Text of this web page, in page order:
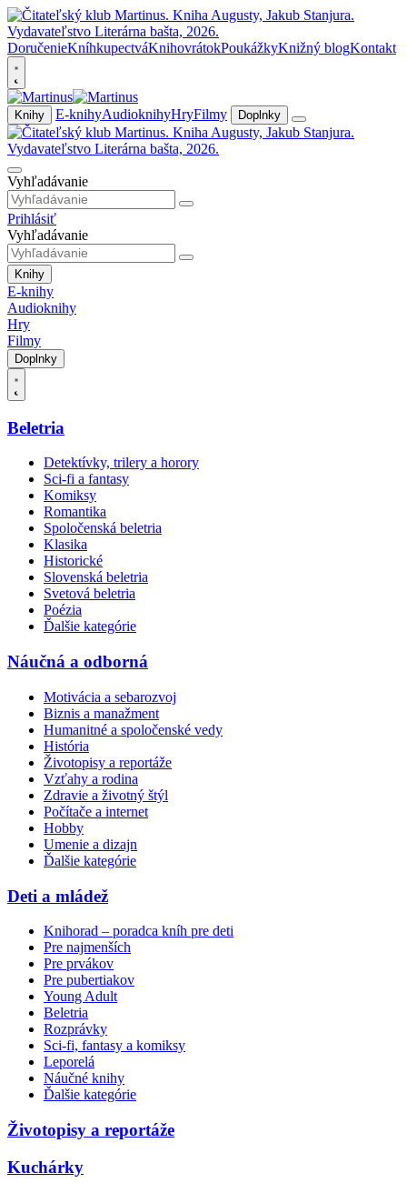
DoručenieKníhkupectváKnihovrátokPoukážkyKnižný blogKontakt
Knihy E-knihyAudioknihyHryFilmy Doplnky
Vyhľadávanie
Prihlásiť
Vyhľadávanie
Knihy
E-knihy
Audioknihy
Hry
Filmy
Doplnky
Beletria
Detektívky, trilery a horory
Sci-fi a fantasy
Komiksy
Romantika
Spoločenská beletria
Klasika
Historické
Slovenská beletria
Svetová beletria
Poézia
Ďalšie kategórie
Náučná a odborná
Motivácia a sebarozvoj
Biznis a manažment
Humanitné a spoločenské vedy
História
Životopisy a reportáže
Vzťahy a rodina
Zdravie a životný štýl
Počítače a internet
Hobby
Umenie a dizajn
Ďalšie kategórie
Deti a mládež
Knihorad – poradca kníh pre deti
Pre najmenších
Pre prvákov
Pre pubertiakov
Young Adult
Beletria
Rozprávky
Sci-fi, fantasy a komiksy
Leporelá
Náučné knihy
Ďalšie kategórie
Životopisy a reportáže
Kuchárky